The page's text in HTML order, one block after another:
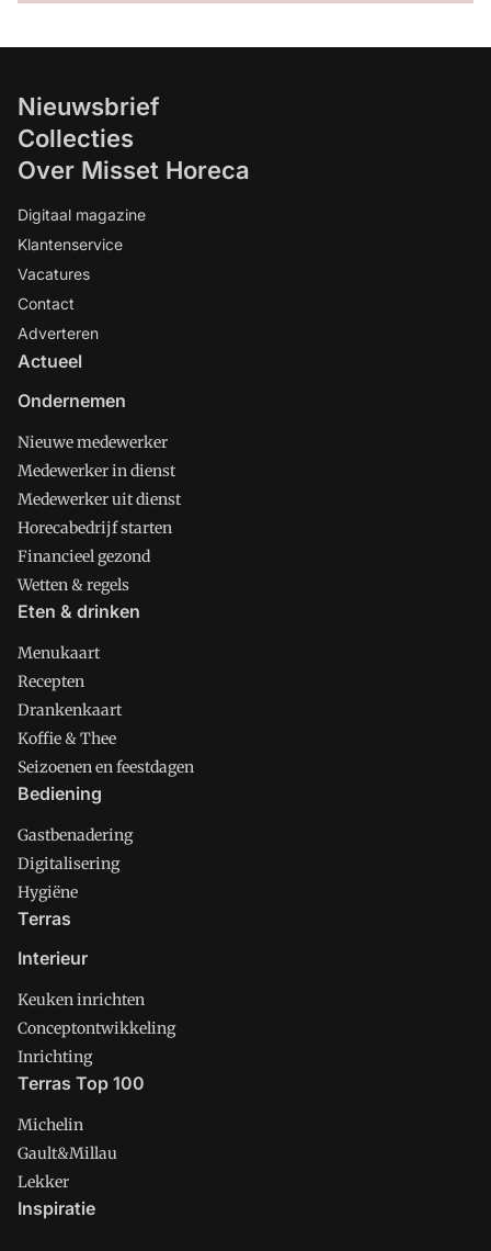
Nieuwsbrief
Collecties
Over Misset Horeca
Digitaal magazine
Klantenservice
Vacatures
Contact
Adverteren
Actueel
Ondernemen
Nieuwe medewerker
Medewerker in dienst
Medewerker uit dienst
Horecabedrijf starten
Financieel gezond
Wetten & regels
Eten & drinken
Menukaart
Recepten
Drankenkaart
Koffie & Thee
Seizoenen en feestdagen
Bediening
Gastbenadering
Digitalisering
Hygiëne
Terras
Interieur
Keuken inrichten
Conceptontwikkeling
Inrichting
Terras Top 100
Michelin
Gault&Millau
Lekker
Inspiratie